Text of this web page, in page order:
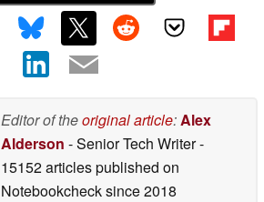
Editor of theoriginal article:Alex
Alderson - Senior Tech Writer-
15152 articles published on
Notebookchecksince 2018